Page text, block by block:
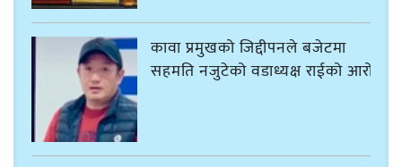
कावा प्रमुखको जिद्दीपनले बजेटमा
सहमति नजुटेको वडाध्यक्ष राईको आरोप